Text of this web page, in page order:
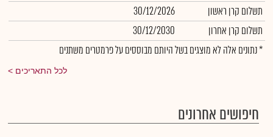
תשלום קרן ראשון
30/12/2026
תשלום קרן אחרון
30/12/2030
* נתונים אלה לא מוצגים בשל היותם מבוססים על פרמטרים משתנים
לכל התאריכים
חיפושים אחרונים